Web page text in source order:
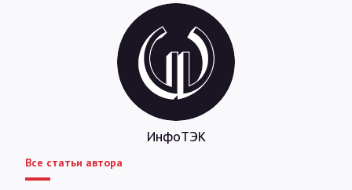
ИнфоТЭК
Все статьи автора